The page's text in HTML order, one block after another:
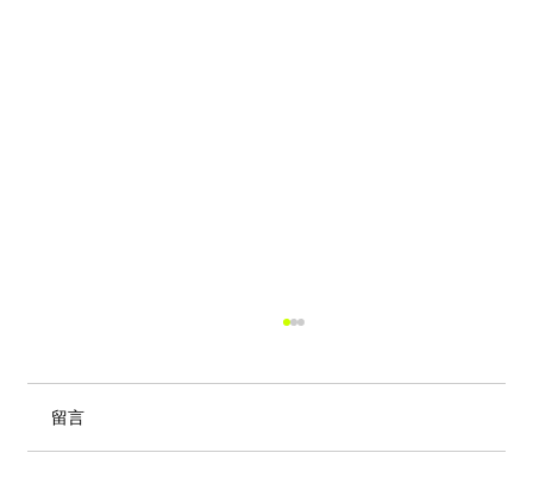
留言